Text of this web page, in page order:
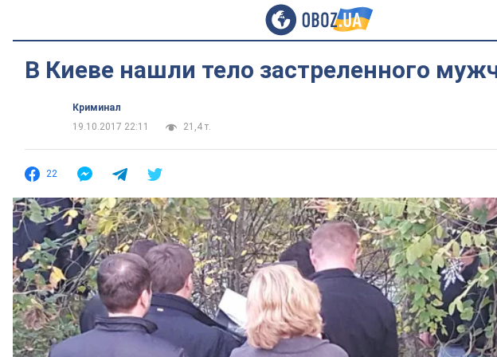
В Киеве нашли тело застреленного
Криминал
19.10.2017 22:11
21,4 т.
22